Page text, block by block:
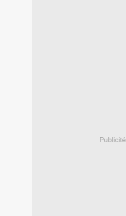
Publicité